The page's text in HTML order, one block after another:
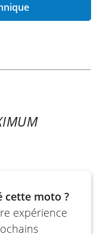
vitesses
cette moto ?
expérience